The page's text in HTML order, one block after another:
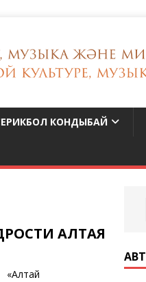
КОНДЫБАЙ
АЛТАЯ
«Алтай